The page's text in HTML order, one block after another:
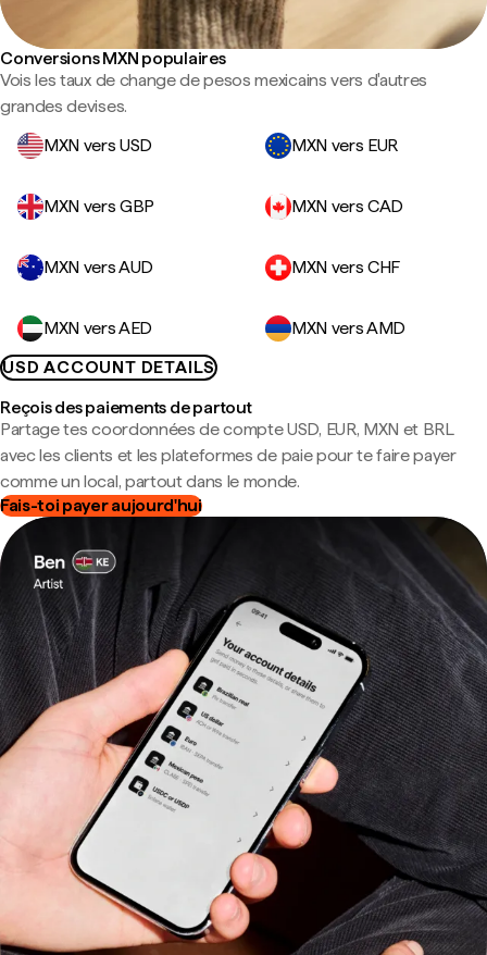
Conversions MXN populaires
Vois les taux de change de pesos mexicains vers d'autres
grandes devises.
MXN vers USD
MXN vers EUR
MXN vers GBP MXN vers CAD
MXN vers AUD MXN vers CHF
MXN vers AED
MXN vers AMD
USD ACCOUNT DETAILS
Reçois des paiements de partout
Partage tes coordonnées de compte USD, EUR, MXN et BRL
avec les clients et les plateformes de paie pour te faire payer
comme un local, partout dans le monde.
Fais-toi payer aujourd'hui